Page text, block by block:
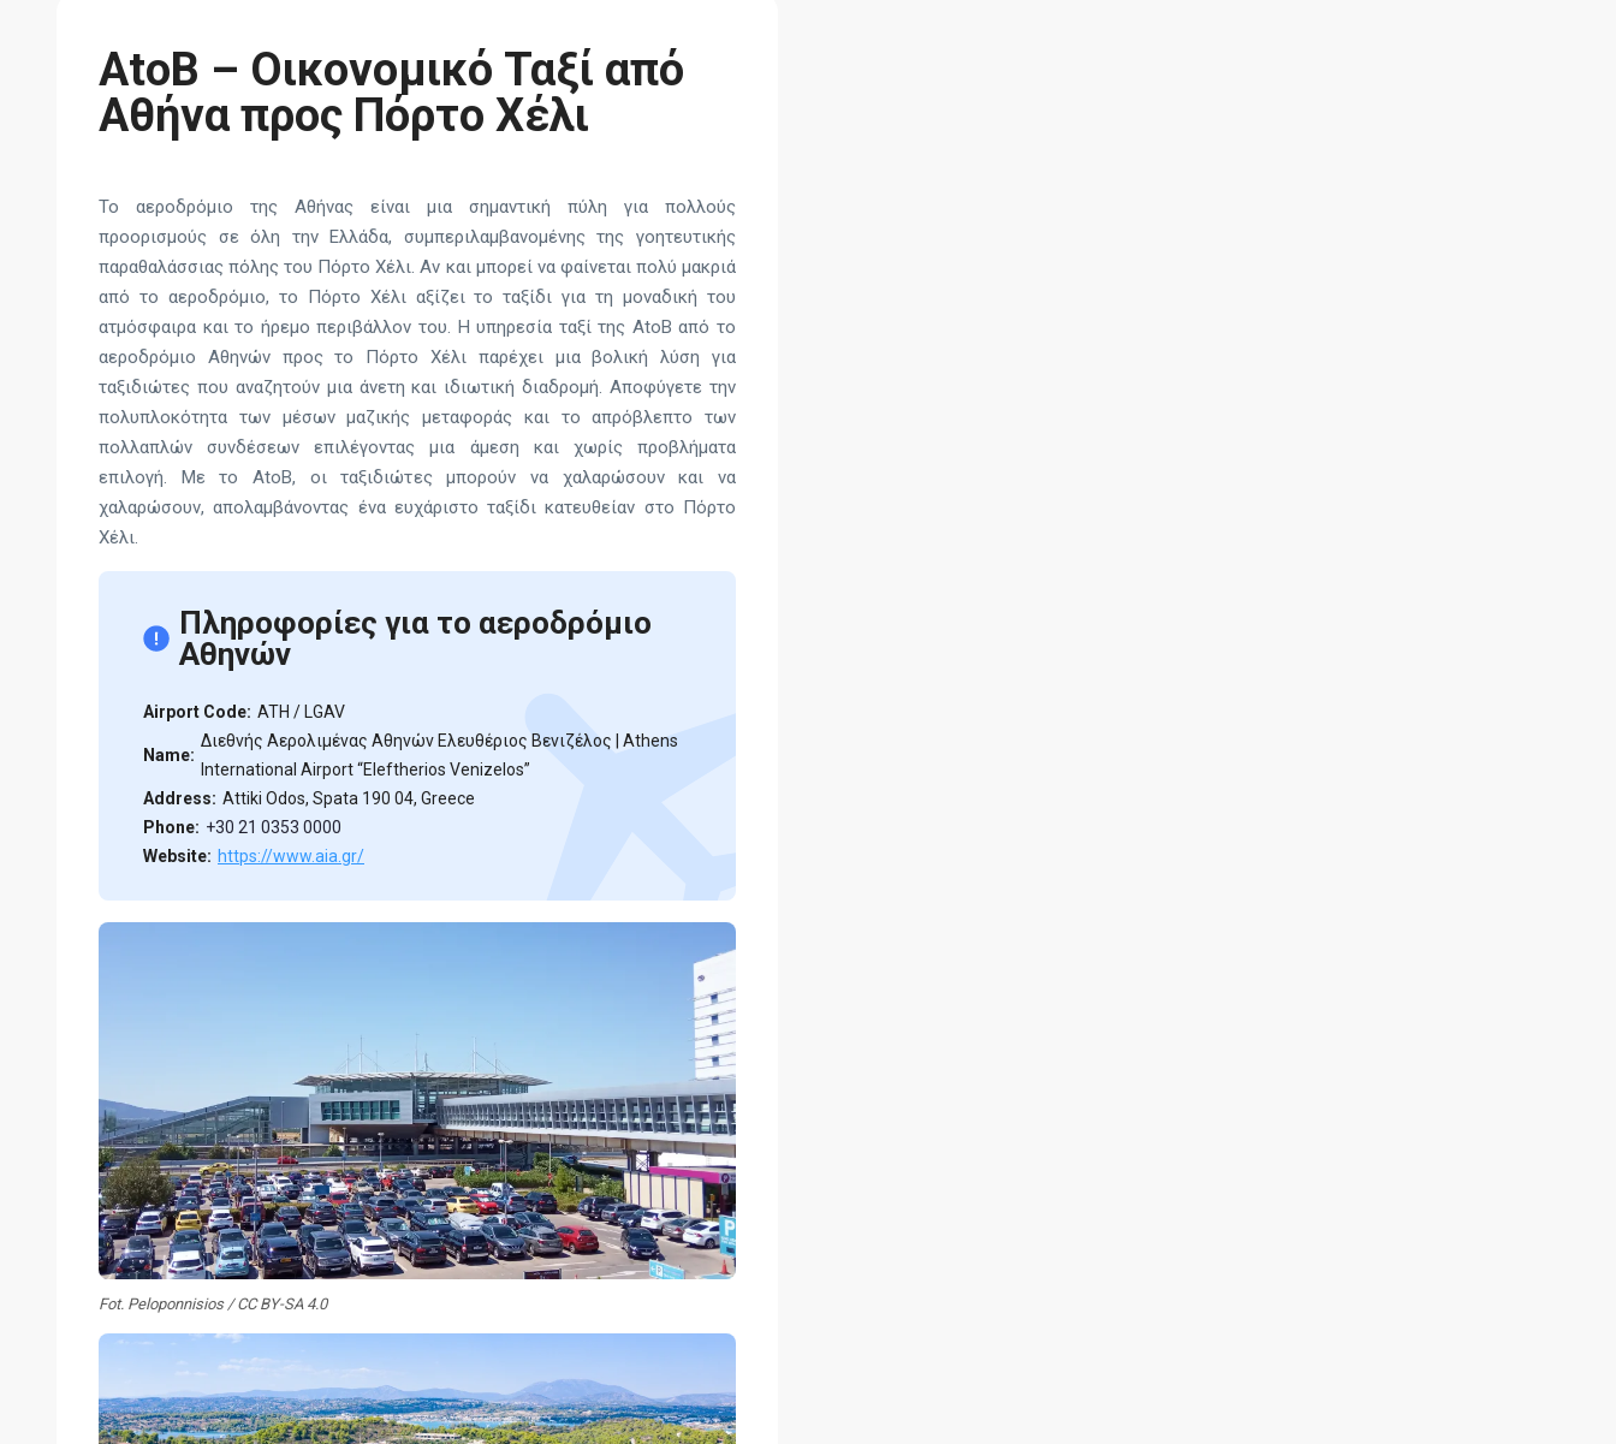
AtoB – Οικονομικό Ταξί από
Αθήνα προς Πόρτο Χέλι
Το αεροδρόμιο της Αθήνας είναι μια σημαντική πύλη για πολλούς
προορισμούς σε όλη την Ελλάδα, συμπεριλαμβανομένης της γοητευτικής
παραθαλάσσιας πόλης του Πόρτο Χέλι. Αν και μπορεί να φαίνεται πολύ μακριά
από το αεροδρόμιο, το Πόρτο Χέλι αξίζει το ταξίδι για τη μοναδική του
ατμόσφαιρα και το ήρεμο περιβάλλον του. Η υπηρεσία ταξί της AtoB από το
αεροδρόμιο Αθηνών προς το Πόρτο Χέλι παρέχει μια βολική λύση για
ταξιδιώτες που αναζητούν μια άνετη και ιδιωτική διαδρομή. Αποφύγετε την
πολυπλοκότητα των μέσων μαζικής μεταφοράς και το απρόβλεπτο των
πολλαπλών συνδέσεων επιλέγοντας μια άμεση και χωρίς προβλήματα
επιλογή. Με το AtoB, οι ταξιδιώτες μπορούν να χαλαρώσουν και να
χαλαρώσουν, απολαμβάνοντας ένα ευχάριστο ταξίδι κατευθείαν στο Πόρτο
Χέλι.
Πληροφορίες για το αεροδρόμιο
Αθηνών
Airport Code: ATH / LGAV
Name:
Διεθνής Αερολιμένας Αθηνών Ελευθέριος Βενιζέλος | Athens
International Airport “Eleftherios Venizelos”
Address: Attiki Odos, Spata 190 04, Greece
Phone: +30 21 0353 0000
Website: https://www.aia.gr/
Fot. Peloponnisios / CC BY-SA 4.0